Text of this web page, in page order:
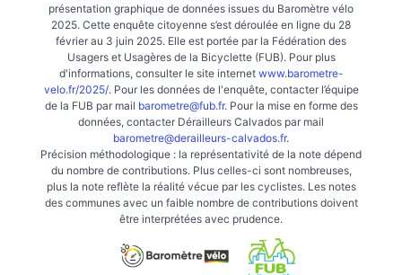
présentation graphique de données issues du Baromètre vélo
2025. Cette enquête citoyenne s’est déroulée en ligne du 28
février au 3 juin 2025. Elle est portée par la Fédération des
Usagers et Usagères de la Bicyclette (FUB). Pour plus
d'informations, consulter le site internet www.barometre-
velo.fr/2025/. Pour les données de l'enquête, contacter l’équipe
de la FUB par mail barometre@fub.fr. Pour la mise en forme des
données, contacter Dérailleurs Calvados par mail
barometre@derailleurs-calvados.fr.
Précision méthodologique : la représentativité de la note dépend
du nombre de contributions. Plus celles-ci sont nombreuses,
plus la note reflète la réalité vécue par les cyclistes. Les notes
des communes avec un faible nombre de contributions doivent
être interprétées avec prudence.